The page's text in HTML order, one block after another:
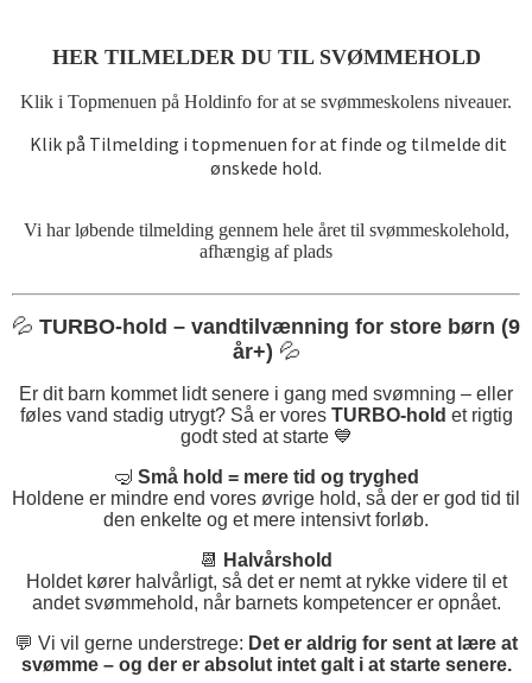
HER TILMELDER DU TIL SVØMMEHOLD
Klik i Topmenuen på Holdinfo for at se svømmeskolens niveauer.
Klik på Tilmelding i topmenuen for at finde og tilmelde dit
ønskede hold.
Vi har løbende tilmelding gennem hele året til svømmeskolehold,
afhængig af plads
💦 TURBO-hold – vandtilvænning for store børn (9
år+) 💦
Er dit barn kommet lidt senere i gang med svømning – eller
føles vand stadig utrygt? Så er vores TURBO-hold et rigtig
godt sted at starte 💙
🤿 Små hold = mere tid og tryghed
Holdene er mindre end vores øvrige hold, så der er god tid til
den enkelte og et mere intensivt forløb.
📆
Halvårshold
Holdet kører halvårligt, så det er nemt at rykke videre til et
andet svømmehold, når barnets kompetencer er opnået.
💬 Vi vil gerne understrege: Det er aldrig for sent at lære at
svømme – og der er absolut intet galt i at starte senere.